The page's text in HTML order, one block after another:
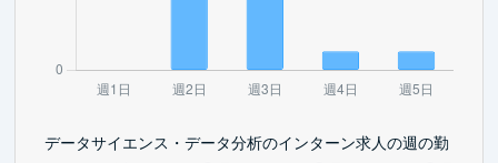
データサイエンス・データ分析のインターン求人の週の勤